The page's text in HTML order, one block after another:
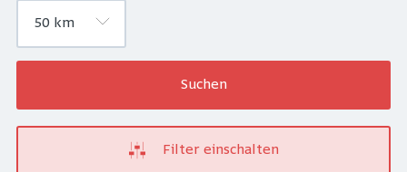
Suchen
Filter einschalten